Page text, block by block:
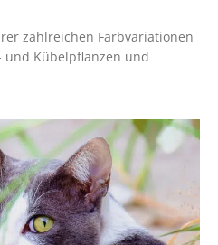
zahlreichen Farbvariationen
und Kübelpflanzen und